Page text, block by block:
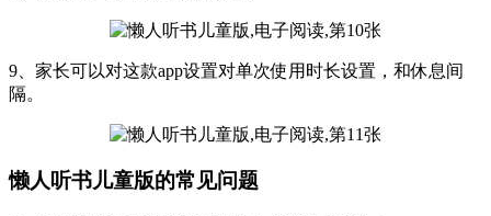
9、家长可以对这款app设置对单次使用时长设置，和休息间
隔。
懒人听书儿童版的常见问题